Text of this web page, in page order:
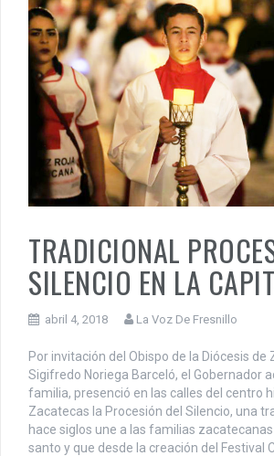
TRADICIONAL
SILENCIO EN LA
abril 4, 2018 La Voz De Fresnillo
Por invitación del Obispo de la Diócesis de
Sigifredo Noriega Barceló, el Gobernador
familia, presenció en las calles del centro
Zacatecas la Procesión del Silencio, una
hace siglos une a las familias
santo y que desde la creación del Festival